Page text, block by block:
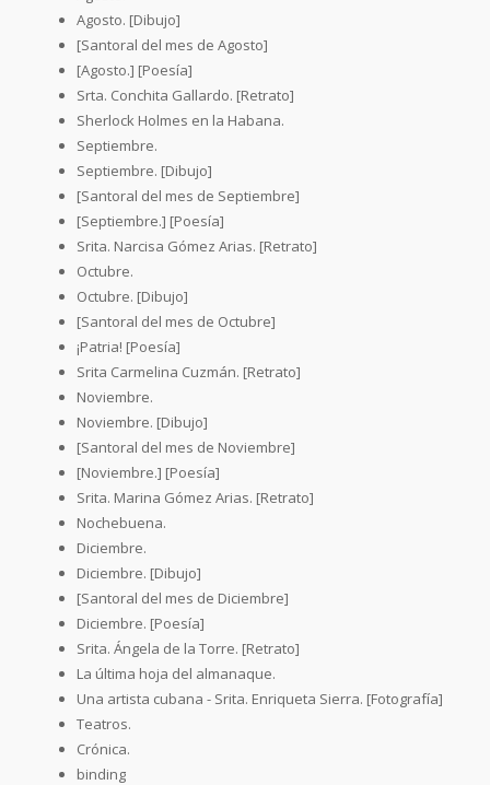
Agosto. [Dibujo]
[Santoral del mes de Agosto]
[Agosto.] [Poesía]
Srta. Conchita Gallardo. [Retrato]
Sherlock Holmes en la Habana.
Septiembre.
Septiembre. [Dibujo]
[Santoral del mes de Septiembre]
[Septiembre.] [Poesía]
Srita. Narcisa Gómez Arias. [Retrato]
Octubre.
Octubre. [Dibujo]
[Santoral del mes de Octubre]
¡Patria! [Poesía]
Srita Carmelina Cuzmán. [Retrato]
Noviembre.
Noviembre. [Dibujo]
[Santoral del mes de Noviembre]
[Noviembre.] [Poesía]
Srita. Marina Gómez Arias. [Retrato]
Nochebuena.
Diciembre.
Diciembre. [Dibujo]
[Santoral del mes de Diciembre]
Diciembre. [Poesía]
Srita. Ángela de la Torre. [Retrato]
La última hoja del almanaque.
Una artista cubana - Srita. Enriqueta Sierra. [Fotografía]
Teatros.
Crónica.
binding